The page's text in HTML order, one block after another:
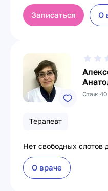
Записаться О
Стаж 40
Терапевт
Нет свободных слотов
О враче